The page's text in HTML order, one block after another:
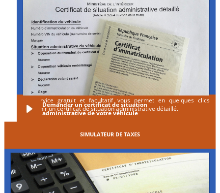
Ce service gratuit et facultatif vous permet en quelques clics
d'obtenir un certificat de situation administrative détaillé.
Demander un certificat de situation
administrative de votre véhicule
SIMULATEUR DE TAXES